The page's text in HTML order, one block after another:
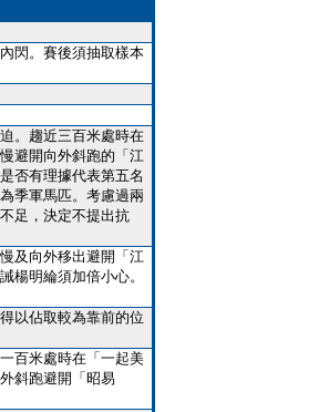
閃。賽後須抽取樣本
。趨近三百米處時在
避開向外斜跑的「江
否有理據代表第五名
季軍馬匹。考慮過兩
足，決定不提出抗
及向外移出避開「江
楊明綸須加倍小心。
以佔取較為靠前的位
百米處時在「一起美
斜跑避開「昭易